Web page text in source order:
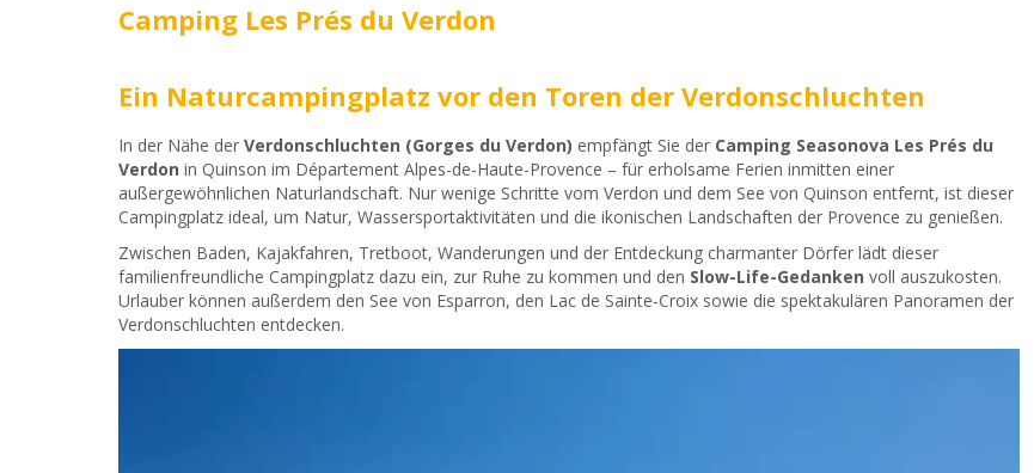
Camping Les Prés du Verdon
Ein Naturcampingplatz vor den Toren der Verdonschluchten
In der Nähe der Verdonschluchten (Gorges du Verdon) empfängt Sie der Camping Seasonova Les Prés du
Verdon in Quinson im Département Alpes-de-Haute-Provence – für erholsame Ferien inmitten einer
außergewöhnlichen Naturlandschaft. Nur wenige Schritte vom Verdon und dem See von Quinson entfernt, ist dieser
Campingplatz ideal, um Natur, Wassersportaktivitäten und die ikonischen Landschaften der Provence zu genießen.
Zwischen Baden, Kajakfahren, Tretboot, Wanderungen und der Entdeckung charmanter Dörfer lädt dieser
familienfreundliche Campingplatz dazu ein, zur Ruhe zu kommen und den Slow-Life-Gedanken voll auszukosten.
Urlauber können außerdem den See von Esparron, den Lac de Sainte-Croix sowie die spektakulären Panoramen der
Verdonschluchten entdecken.